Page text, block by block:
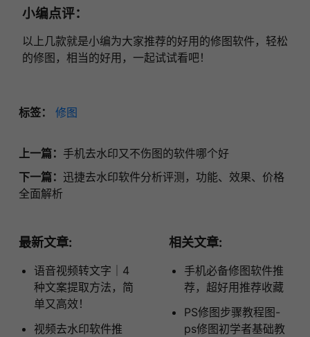
小编点评：
以上几款就是小编为大家推荐的好用的修图软件，轻松
的修图，相当的好用，一起试试看吧！
标签： 修图
上一篇： 手机去水印又不伤图的软件哪个好
下一篇： 迅捷去水印软件分析评测，功能、效果、价格
全面解析
最新文章:
语音视频转文字｜4
种文案提取方法，简
单又高效！
视频去水印软件推
相关文章:
手机必备修图软件推
荐，超好用推荐收藏
PS修图步骤教程图-
ps修图初学者基础教